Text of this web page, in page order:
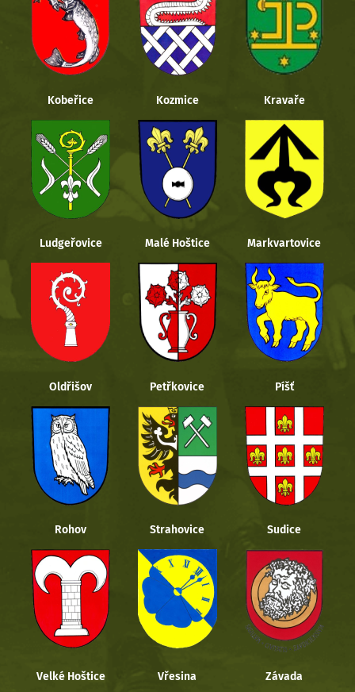
Kobeřice Kozmice Kravaře
Ludgeřovice Malé Hoštice Markvartovice
Oldřišov Petřkovice Píšť
Rohov Strahovice Sudice
Velké Hoštice Vřesina Závada